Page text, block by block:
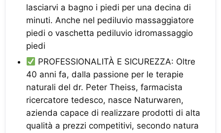
lasciarvi a bagno i piedi per una decina di
minuti. Anche nel pediluvio massaggiatore
piedi o vaschetta pediluvio idromassaggio
piedi
PROFESSIONALITÀ E SICUREZZA: Oltre
40 anni fa, dalla passione per le terapie
naturali del dr. Peter Theiss, farmacista
ricercatore tedesco, nasce Naturwaren,
azienda capace di realizzare prodotti di alta
qualità a prezzi competitivi, secondo natura